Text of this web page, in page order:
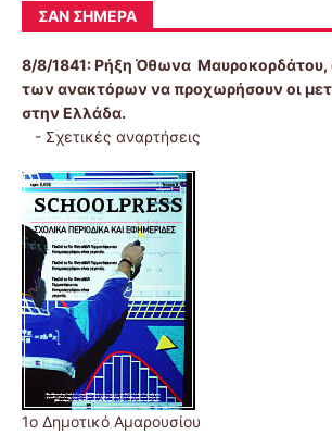
ΣΑΝ ΣΉΜΕΡΑ
8/8/1841:Ρήξη Όθωνα 
των ανακτόρων να προχωρήσουν οι
στην Ελλάδα.
- Σχετικές αναρτήσεις
1ο Δημοτικό Αμαρουσίου